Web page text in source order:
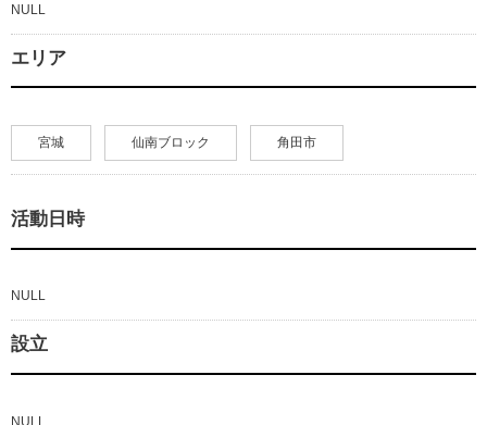
NULL
エリア
宮城 仙南ブロック 角田市
活動日時
NULL
設立
NULL